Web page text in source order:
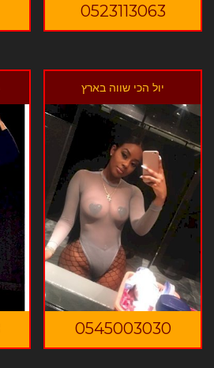
0523113063
יול הכי שווה בארץ
0545003030